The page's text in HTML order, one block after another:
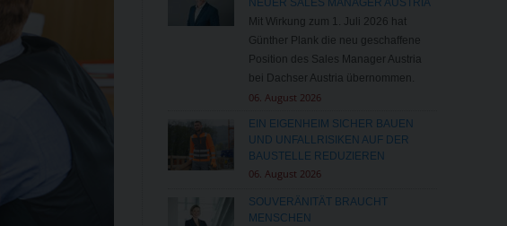
Mit Wirkung zum 1. Juli 2026 hat
Günther Plank die neu geschaffene
Position des Sales Manager Austria
bei Dachser Austria übernommen.
06. August 2026
EIN EIGENHEIM SICHER BAUEN
UND UNFALLRISIKEN AUF DER
BAUSTELLE REDUZIEREN
06. August 2026
SOUVERÄNITÄT BRAUCHT
MENSCHEN